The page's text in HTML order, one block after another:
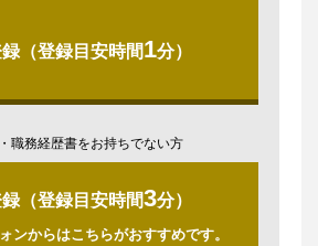
（登録目安時間1分）
職務経歴書をお持ちでない方
（登録目安時間3分）
ンからはこちらがおすすめです。